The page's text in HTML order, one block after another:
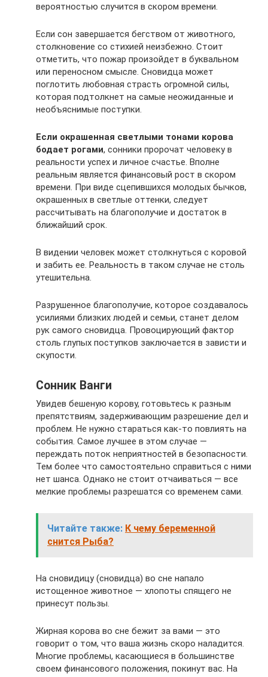
вероятностью случится в скором времени.
Если сон завершается бегством от животного,
столкновение со стихией неизбежно. Стоит
отметить, что пожар произойдет в буквальном
или переносном смысле. Сновидца может
поглотить любовная страсть огромной силы,
которая подтолкнет на самые неожиданные и
необъяснимые поступки.
Если окрашенная светлыми тонами корова
бодает рогами, сонники пророчат человеку в
реальности успех и личное счастье. Вполне
реальным является финансовый рост в скором
времени. При виде сцепившихся молодых бычков,
окрашенных в светлые оттенки, следует
рассчитывать на благополучие и достаток в
ближайший срок.
В видении человек может столкнуться с коровой
и забить ее. Реальность в таком случае не столь
утешительна.
Разрушенное благополучие, которое создавалось
усилиями близких людей и семьи, станет делом
рук самого сновидца. Провоцирующий фактор
столь глупых поступков заключается в зависти и
скупости.
Сонник Ванги
Увидев бешеную корову, готовьтесь к разным
препятствиям, задерживающим разрешение дел и
проблем. Не нужно стараться как-то повлиять на
события. Самое лучшее в этом случае —
переждать поток неприятностей в безопасности.
Тем более что самостоятельно справиться с ними
нет шанса. Однако не стоит отчаиваться — все
мелкие проблемы разрешатся со временем сами.
Читайте также: К чему беременной
снится Рыба?
На сновидицу (сновидца) во сне напало
истощенное животное — хлопоты спящего не
принесут пользы.
Жирная корова во сне бежит за вами — это
говорит о том, что ваша жизнь скоро наладится.
Многие проблемы, касающиеся в большинстве
своем финансового положения, покинут вас. На